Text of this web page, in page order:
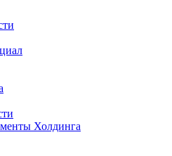
Холдинга